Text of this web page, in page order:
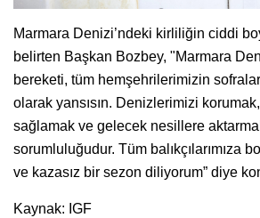
Marmara Denizi’ndeki kirliliğin ciddi
belirten Başkan Bozbey, "Marmara
bereketi, tüm hemşehrilerimizin
olarak yansısın. Denizlerimizi
sağlamak ve gelecek nesillere
sorumluluğudur. Tüm balıkçılarımıza
ve kazasız bir sezon diliyorum” diye
Kaynak: IGF